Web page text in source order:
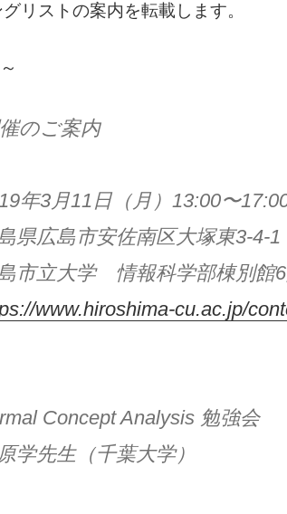
リストの案内を転載します。
のご案内
年3月11日（月）13:00〜
広島市安佐南区大塚東3-4-1
大学 情報科学部棟別館6
www.hiroshima-cu.ac.jp/
Concept Analysis 勉強会
先生（千葉大学）